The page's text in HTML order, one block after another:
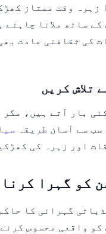
زہرہ وقت ممتاز
ساتھ ملانا چاہتے
کی ثقافتی عادت
تلاش کریں
بار آتے ہیں، مگر
سے آسان طریقہ
اور زہرہ کی
کو گہرا کرنا
گہرائی کا
کو واقعی محسوس